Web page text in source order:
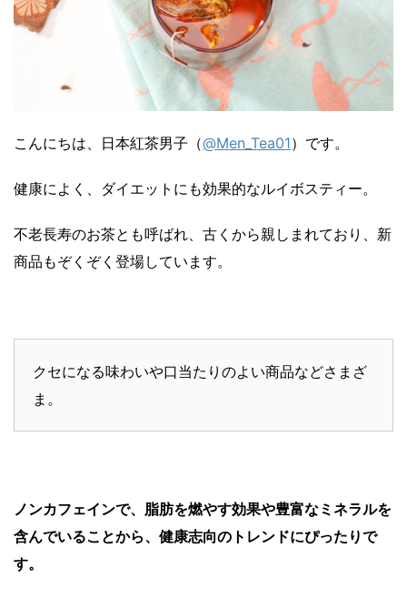
こんにちは、日本紅茶男子（@Men_Tea01）です。
健康によく、ダイエットにも効果的なルイボスティー。
不老長寿のお茶とも呼ばれ、古くから親しまれており、新
商品もぞくぞく登場しています。
クセになる味わいや口当たりのよい商品などさまざ
ま。
ノンカフェインで、脂肪を燃やす効果や豊富なミネラルを
含んでいることから、健康志向のトレンドにぴったりで
す。